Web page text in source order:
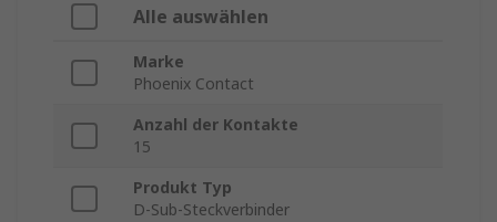
Alle auswählen
Marke
Phoenix Contact
Anzahl der Kontakte
15
Produkt Typ
D-Sub-Steckverbinder